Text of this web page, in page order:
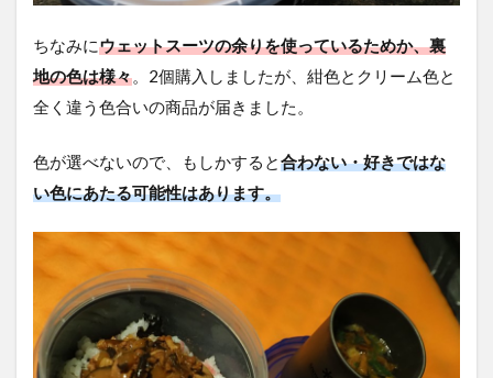
ちなみにウェットスーツの余りを使っているためか、裏
地の色は様々。2個購入しましたが、紺色とクリーム色と
全く違う色合いの商品が届きました。
色が選べないので、もしかすると合わない・好きではな
い色にあたる可能性はあります。